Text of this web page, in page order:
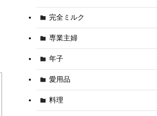
完全ミルク
専業主婦
年子
愛用品
料理